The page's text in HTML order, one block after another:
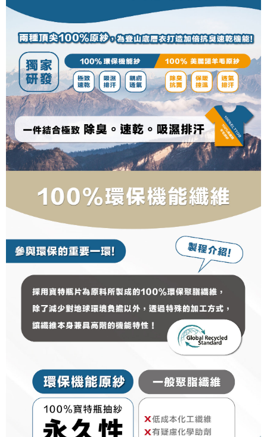
1. Perkhidmatan ini disediakan oleh Taiwan Mobile, pengguna telefon
mudah alih boleh segera menggunakan tanpa perlu memohon lagi.
(Hanya untuk nombor langganan peribadi, tidak terbuka untuk syarikat
dan kad prabayar)
2. Pilihan kaedah pembayaran "Pembayaran Ansuran Gogo", selepas
pesanan ditubuhkan, akan secara automatik dialihkan ke proses
transaksi Gogo, selepas pengesahan nombor telefon, pilih bilangan
ansuran yang diingini, tarikh akhir pembayaran, dan setelah
mengesahkan pembayaran, transaksi akan selesai.
3. Jumlah kelulusan sebenar, bilangan ansuran dan jumlah bayaran
adalah berdasarkan halaman pengesahan transaksi seterusnya.
4. Dalam masa 30 minit selepas pesanan ditubuhkan, jika tidak pergi
untuk mengesahkan transaksi atau jika tidak lulus semakan, pesanan
akan dibatalkan secara automatik. Jika terdapat situasi "pindah untuk
semakan khusus" yang tidak lulus, ini menunjukkan bahawa sistem
penilaian tidak mencukupi, tiada penjelasan mengenai kandungan
【Penerangan Kaedah Pembayaran】
1. Pembayaran ansuran tidak digabungkan dalam bil telekomunikasi,
"Pembayaran Ansuran Gogo" akan menghantar SMS peringatan
pembayaran selepas tarikh penyelesaian bulanan.
2. Melalui pautan SMS untuk membuka bil, anda boleh memilih untuk
membayar melalui "Kod bar kedai serbaneka / Kedai rasmi Taiwan
Mobile / Pemindahan bank / Pembayaran J街口 / iPASS MONEY" dan
【Nota Penting】
1. Perkhidmatan ini disediakan oleh "Taiwan Mobile Co., Ltd." untuk
membolehkan pengguna membeli produk atau perkhidmatan melalui
perkhidmatan ini semasa transaksi, dan kedai akan menyerahkan hak
tuntutan harga jual/beli ansuran kepada syarikat ini untuk membayar bil
2. Berdasarkan tujuan kontrak persetujuan pembayaran menggunakan
"Pembayaran Ansuran Gogo", kedai akan memberikan maklumat peribadi
anda (termasuk nama, telefon atau alamat) kepada Taiwan Mobile untuk
pengumpulan, pemprosesan dan penggunaan, untuk pengesahan,
semakan dan pembetulan data yang diperlukan untuk bil ansuran oleh
Taiwan Mobile.
3. Sila baca syarat perkhidmatan pengguna secara lengkap melalui
pautan berikut: https://oppay.tw/userRule
cs_tw@netprotections.co.jpjika anda
mempunyai sebarang kebimbangan mengenai pemprosesan dan
peribadi yang disenaraikan seperti di atas akan dikumpul dan digunakan
oleh AFTEE, sila jangan gunakan perkhidmatan ini.